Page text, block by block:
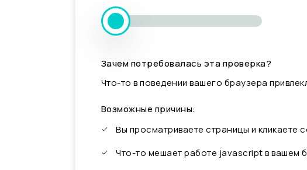
Зачем потребовалась эта проверка?
Что-то в поведении вашего браузера
Возможные причины:
Вы просматриваете страницы и
Что-то мешает работе javascript в вашем